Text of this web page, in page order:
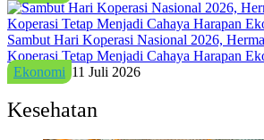
Sambut Hari Koperasi Nasional 2026,
Koperasi Tetap Menjadi Cahaya Harapan
Ekonomi 11 Juli 2026
Kesehatan